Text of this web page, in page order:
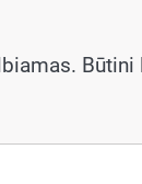
Būtini